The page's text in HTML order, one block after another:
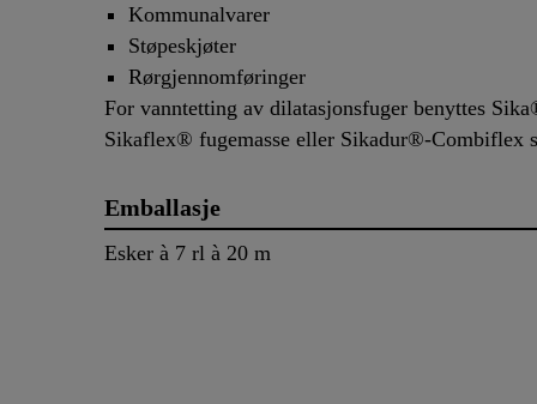
Kommunalvarer
Støpeskjøter
Rørgjennomføringer
For vanntetting av dilatasjonsfuger benyttes
Sikaflex® fugemasse eller Sikadur®-Combiflex
Emballasje
Esker à 7 rl à 20 m